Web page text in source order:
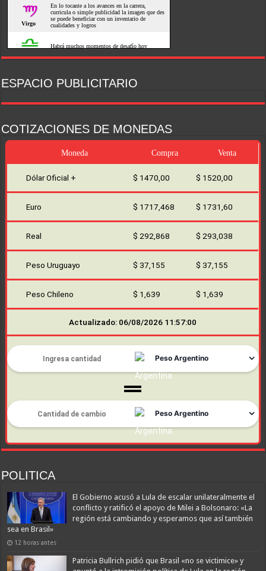
ESPACIO PUBLICITARIO
COTIZACIONES DE MONEDAS
Moneda Compra Venta
Dólar Oficial + $ 1470,00 $ 1520,00
Euro $ 1717,468 $ 1731,60
Real $ 292,868 $ 293,038
Peso Uruguayo $ 37,155 $ 37,155
Peso Chileno $ 1,639 $ 1,639
Actualizado: 06/08/2026 11:57:00
POLITICA
El Gobierno acusó a Lula de escalar unilateralmente el
conflicto y ratificó el apoyo de Milei a Bolsonaro: «La
región está cambiando y esperamos que así también
sea en Brasil»
12 horas antes
Patricia Bullrich pidió que Brasil «no se victimice» y